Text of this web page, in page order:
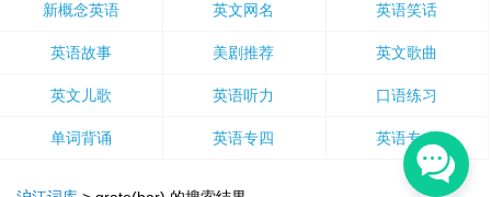
新概念英语 英文网名 英语笑话
英语故事 美剧推荐 英文歌曲
英文儿歌 英语听力 口语练习
单词背诵 英语专四 英语专八